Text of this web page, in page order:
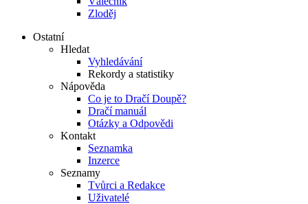
Zloděj
Ostatní
Hledat
Vyhledávání
Rekordy a statistiky
Nápověda
Co je to Dračí Doupě?
Dračí manuál
Otázky a Odpovědi
Kontakt
Seznamka
Inzerce
Seznamy
Tvůrci a Redakce
Uživatelé